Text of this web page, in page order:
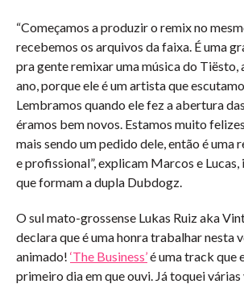
“Começamos a produzir o remix no
recebemos os arquivos da faixa. É uma
pra gente remixar uma música do Tiësto,
ano, porque ele é um artista que
Lembramos quando ele fez a abertura
éramos bem novos. Estamos muito
mais sendo um pedido dele, então é uma
e profissional”, explicam Marcos e
que formam a dupla Dubdogz.
O sul mato-grossense Lukas Ruiz aka
declara que é uma honra trabalhar nesta
animado! ‘The Business’é uma track que
primeiro dia em que ouvi. Já toquei